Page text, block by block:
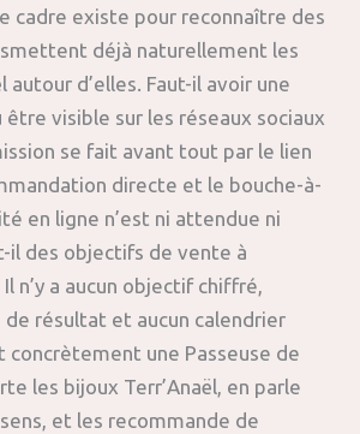
cadre existe pour reconnaître des
déjà naturellement les
autour d’elles. Faut-il avoir une
visible sur les réseaux sociaux
se fait avant tout par le lien
directe et le bouche-à-
en ligne n’est ni attendue ni
il des objectifs de vente à
n’y a aucun objectif chiffré,
de résultat et aucun calendrier
concrètement une Passeuse de
les bijoux Terr’Anaël, en parle
et les recommande de